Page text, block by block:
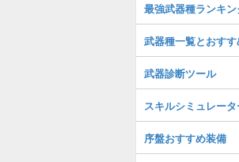
最強武器種ランキ
武器種一覧とおす
武器診断ツール
スキルシミュレー
序盤おすすめ装備